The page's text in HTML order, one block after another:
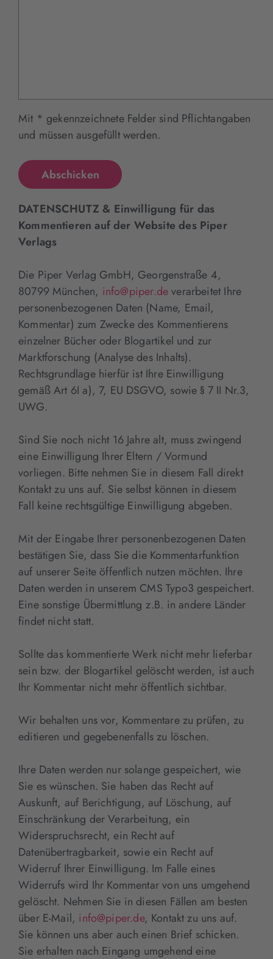
Mit * gekennzeichnete Felder sind Pflichtangaben
und müssen ausgefüllt werden.
DATENSCHUTZ & Einwilligung für das
Kommentieren auf der Website des Piper
Verlags
Die Piper Verlag GmbH, Georgenstraße 4,
80799 München, info@piper.deverarbeitet Ihre
personenbezogenen Daten (Name, Email,
Kommentar) zum Zwecke des Kommentierens
einzelner Bücher oder Blogartikel und zur
Marktforschung (Analyse des Inhalts).
Rechtsgrundlage hierfür ist Ihre Einwilligung
gemäß Art 6I a), 7, EU DSGVO, sowie § 7 II Nr.3,
UWG.
Sind Sie noch nicht 16 Jahre alt, muss zwingend
eine Einwilligung Ihrer Eltern / Vormund
vorliegen. Bitte nehmen Sie in diesem Fall direkt
Kontakt zu uns auf. Sie selbst können in diesem
Fall keine rechtsgültige Einwilligung abgeben.
Mit der Eingabe Ihrer personenbezogenen Daten
bestätigen Sie, dass Sie die Kommentarfunktion
auf unserer Seite öffentlich nutzen möchten. Ihre
Daten werden in unserem CMS Typo3 gespeichert.
Eine sonstige Übermittlung z.B. in andere Länder
findet nicht statt.
Sollte das kommentierte Werk nicht mehr lieferbar
sein bzw. der Blogartikel gelöscht werden, ist auch
Ihr Kommentar nicht mehr öffentlich sichtbar.
Wir behalten uns vor, Kommentare zu prüfen, zu
editieren und gegebenenfalls zu löschen.
Ihre Daten werden nur solange gespeichert, wie
Sie es wünschen. Sie haben das Recht auf
Auskunft, auf Berichtigung, auf Löschung, auf
Einschränkung der Verarbeitung, ein
Widerspruchsrecht, ein Recht auf
Datenübertragbarkeit, sowie ein Recht auf
Widerruf Ihrer Einwilligung. Im Falle eines
Widerrufs wird Ihr Kommentar von uns umgehend
gelöscht. Nehmen Sie in diesen Fällen am besten
über E-Mail, info@piper.de, Kontakt zu uns auf.
Sie können uns aber auch einen Brief schicken.
Sie erhalten nach Eingang umgehend eine